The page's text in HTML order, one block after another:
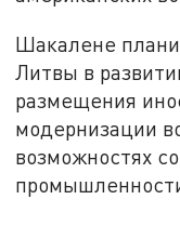
Шакалене
Литвы в
размещения
модернизации
возможностях